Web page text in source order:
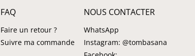
FAQ
Faire un retour ?
Suivre ma commande
NOUS CONTACTER
WhatsApp
Instagram: @tombasana